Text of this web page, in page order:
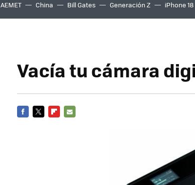
AEMET China Bill Gates Generación Z iPhone 18
Vacía tu cámara